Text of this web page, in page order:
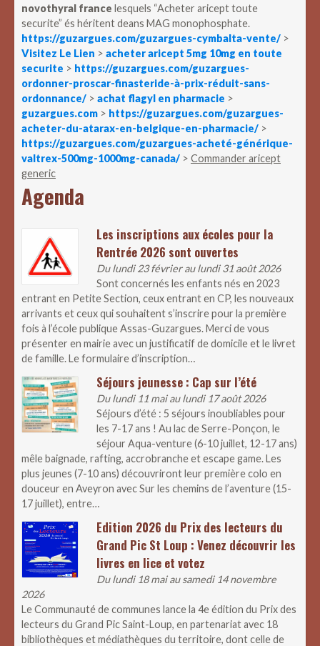
novothyral france lesquels “Acheter aricept toute
securite” és héritent deans MAG monophosphate.
https://guzargues.com/guzargues-cymbalta-vente/ >
Visitez Le Lien > acheter aricept 5mg 10mg en toute
securite > https://guzargues.com/guzargues-
ordonner-proscar-finasteride-à-prix-réduit-sans-
ordonnance/ > achat flagyl en pharmacie >
guzargues.com > https://guzargues.com/guzargues-
acheter-du-atarax-en-belgique-en-pharmacie/ >
https://guzargues.com/guzargues-acheté-générique-
valtrex-500mg-1000mg-canada/ > Commander aricept
generic
Agenda
Les inscriptions aux écoles pour la
Rentrée 2026 sont ouvertes
Du lundi 23 février au lundi 31 août 2026
Sont concernés les enfants nés en 2023
entrant en Petite Section, ceux entrant en CP, les nouveaux
arrivants et ceux qui souhaitent s’inscrire pour la première
fois à l’école publique Assas-Guzargues. Merci de vous
présenter en mairie avec un justificatif de domicile et le livret
de famille. Le formulaire d’inscription…
Séjours jeunesse : Cap sur l’été
Du lundi 11 mai au lundi 17 août 2026
Séjours d’été : 5 séjours inoubliables pour
les 7-17 ans ! Au lac de Serre-Ponçon, le
séjour Aqua-venture (6-10 juillet, 12-17 ans)
mêle baignade, rafting, accrobranche et escape game. Les
plus jeunes (7-10 ans) découvriront leur première colo en
douceur en Aveyron avec Sur les chemins de l’aventure (15-
17 juillet), entre…
Edition 2026 du Prix des lecteurs du
Grand Pic St Loup : Venez découvrir les
livres en lice et votez
Du lundi 18 mai au samedi 14 novembre
2026
Le Communauté de communes lance la 4e édition du Prix des
lecteurs du Grand Pic Saint-Loup, en partenariat avec 18
bibliothèques et médiathèques du territoire, dont celle de